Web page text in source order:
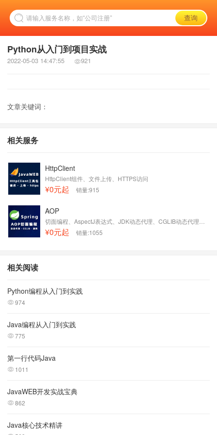
Python从入门到项目实战
2022-05-03 14:47:55 921
文章关键词：
相关服务
HttpClient
HttpClient组件、文件上传、HTTPS访问
¥0元起 销量:915
AOP
¥0元起 销量:1055
相关阅读
Python编程从入门到实践
974
Java编程从入门到实践
775
第一行代码Java
1011
JavaWEB开发实战宝典
862
Java核心技术精讲